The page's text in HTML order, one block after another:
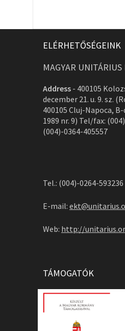
ELÉRHETŐSÉGEINK
MAGYAR UNITÁRIUS
Address - 400105
december 21. u. 9. sz.
400105 Cluj-Napoca,
1989 nr. 9) Tel/fax:
(004)-0364-405557
Tel.: (004)-0264-593236
E-mail:
Web: http://
TÁMOGATÓK